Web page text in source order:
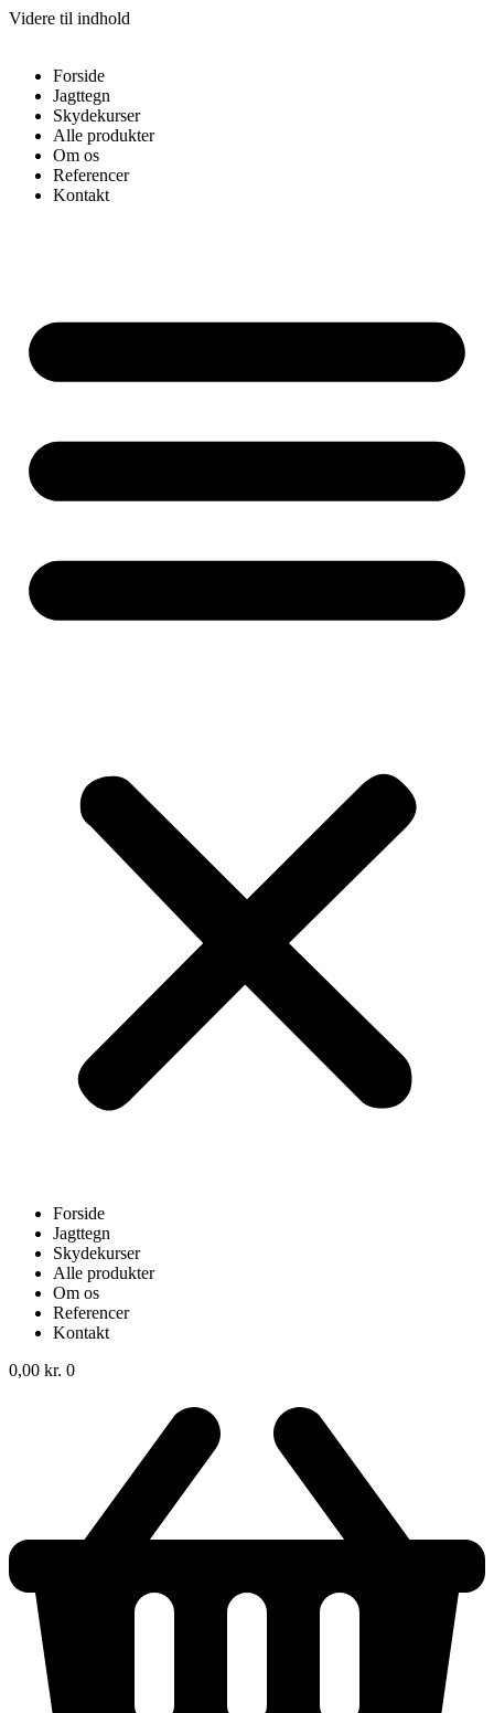
Videre til indhold
Forside
Jagttegn
Skydekurser
Alle produkter
Om os
Referencer
Kontakt
Forside
Jagttegn
Skydekurser
Alle produkter
Om os
Referencer
Kontakt
0,00 kr. 0